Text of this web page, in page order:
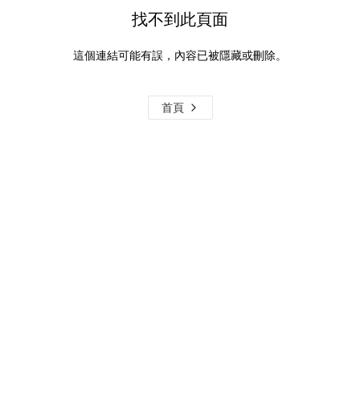
找不到此頁面
這個連結可能有誤，內容已被隱藏或刪除。
首頁